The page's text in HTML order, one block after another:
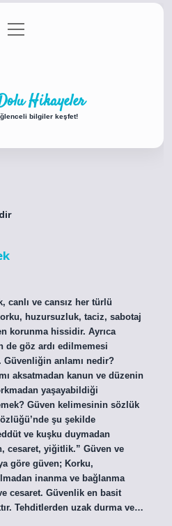
Politikası
menüyü
aç
Hikayeler
bilgiler keşfet!
canlı ve cansız her türlü
huzursuzluk, taciz, sabotaj
korunma hissidir. Ayrıca
göz ardı edilmemesi
Güvenliğin anlamı nedir?
aksatmadan kanun ve düzenin
yaşayabildiği
Güven kelimesinin sözlük
şu şekilde
ve kuşku duymadan
cesaret, yiğitlik.” Güven ve
göre güven; Korku,
inanma ve bağlanma
cesaret. Güvenlik en basit
Tehditlerden uzak durma ve…